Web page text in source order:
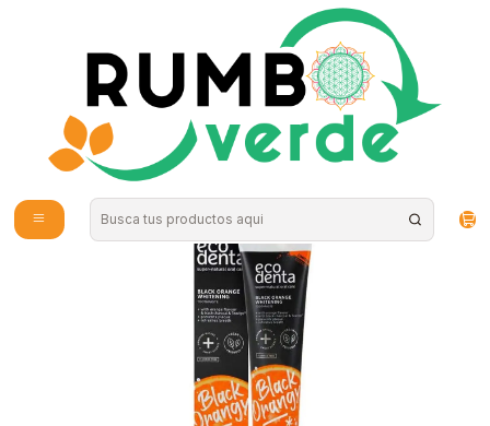
Envío gratis por compras sobre los 59.990 en la provincia de Santiago
Higiene Personal
Ecodenta - Pasta dental Blanqueadora Black Orange 100ml